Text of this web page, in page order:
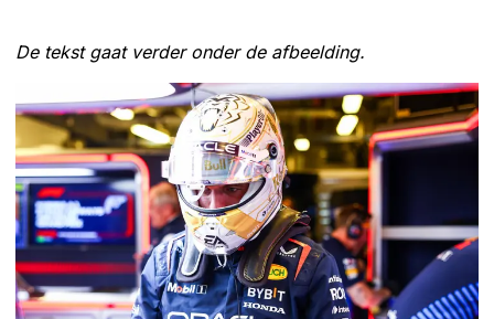
De tekst gaat verder onder de afbeelding.